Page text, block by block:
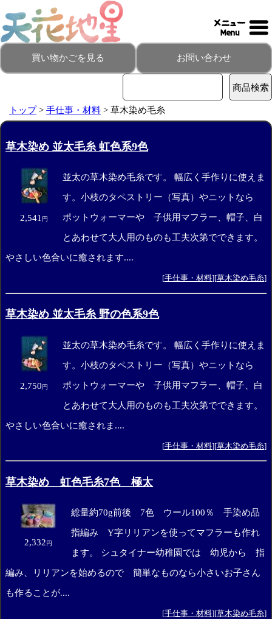
買い物かごを見る お問い合わせ
トップ> 手仕事・材料 > 草木染め毛糸
草木染め 並太毛糸 虹色系9色
2,541 円
並太の草木染め毛糸です。 幅広く手作りに使えま
す。小枝のタペストリー（写真）やニットなら
ポットウォーマーや 子供用マフラー、帽子、白
とあわせて大人用のものも工夫次第でできます。
やさしい色合いに癒されます....
[手仕事・材料][草木染め毛糸]
草木染め 並太毛糸 野の色系9色
2,750円
並太の草木染め毛糸です。 幅広く手作りに使えま
す。小枝のタペストリー（写真）やニットなら
ポットウォーマーや 子供用マフラー、帽子、白
とあわせて大人用のものも工夫次第でできます。
やさしい色合いに癒されま....
[手仕事・材料][草木染め毛糸]
草木染め 虹色毛糸7色 極太
2,332円
総量約70g前後 7色 ウール100％ 手染め品
指編み Y字リリアンを使ってマフラーも作れ
ます。 シュタイナー幼稚園では 幼児から 指
編み、リリアンを始めるので 簡単なものなら小さいお子さん
も作ることが....
[手仕事・材料][草木染め毛糸]